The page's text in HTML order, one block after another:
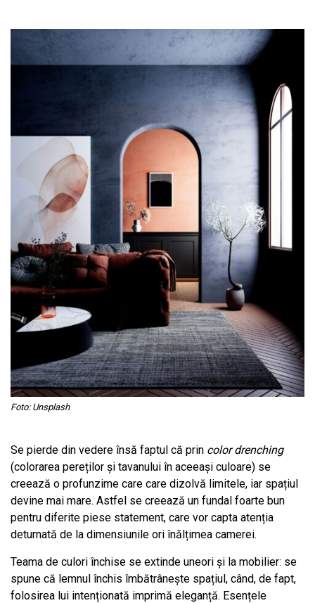
Foto: Unsplash
Se pierde din vedere însă faptul că prin color drenching
(colorarea pereților și tavanului în aceeași culoare) se
creează o profunzime care care dizolvă limitele, iar spațiul
devine mai mare. Astfel se creează un fundal foarte bun
pentru diferite piese statement, care vor capta atenția
deturnată de la dimensiunile ori înălțimea camerei.
Teama de culori închise se extinde uneori și la mobilier: se
spune că lemnul închis îmbătrânește spațiul, când, de fapt,
folosirea lui intenționată imprimă eleganță. Esențele